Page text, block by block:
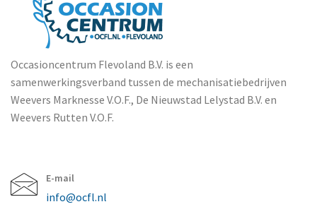
Occasioncentrum Flevoland B.V. is een
samenwerkingsverband tussen de mechanisatiebedrijven
Weevers Marknesse V.O.F., De Nieuwstad Lelystad B.V. en
Weevers Rutten V.O.F.
E-mail
info@ocfl.nl